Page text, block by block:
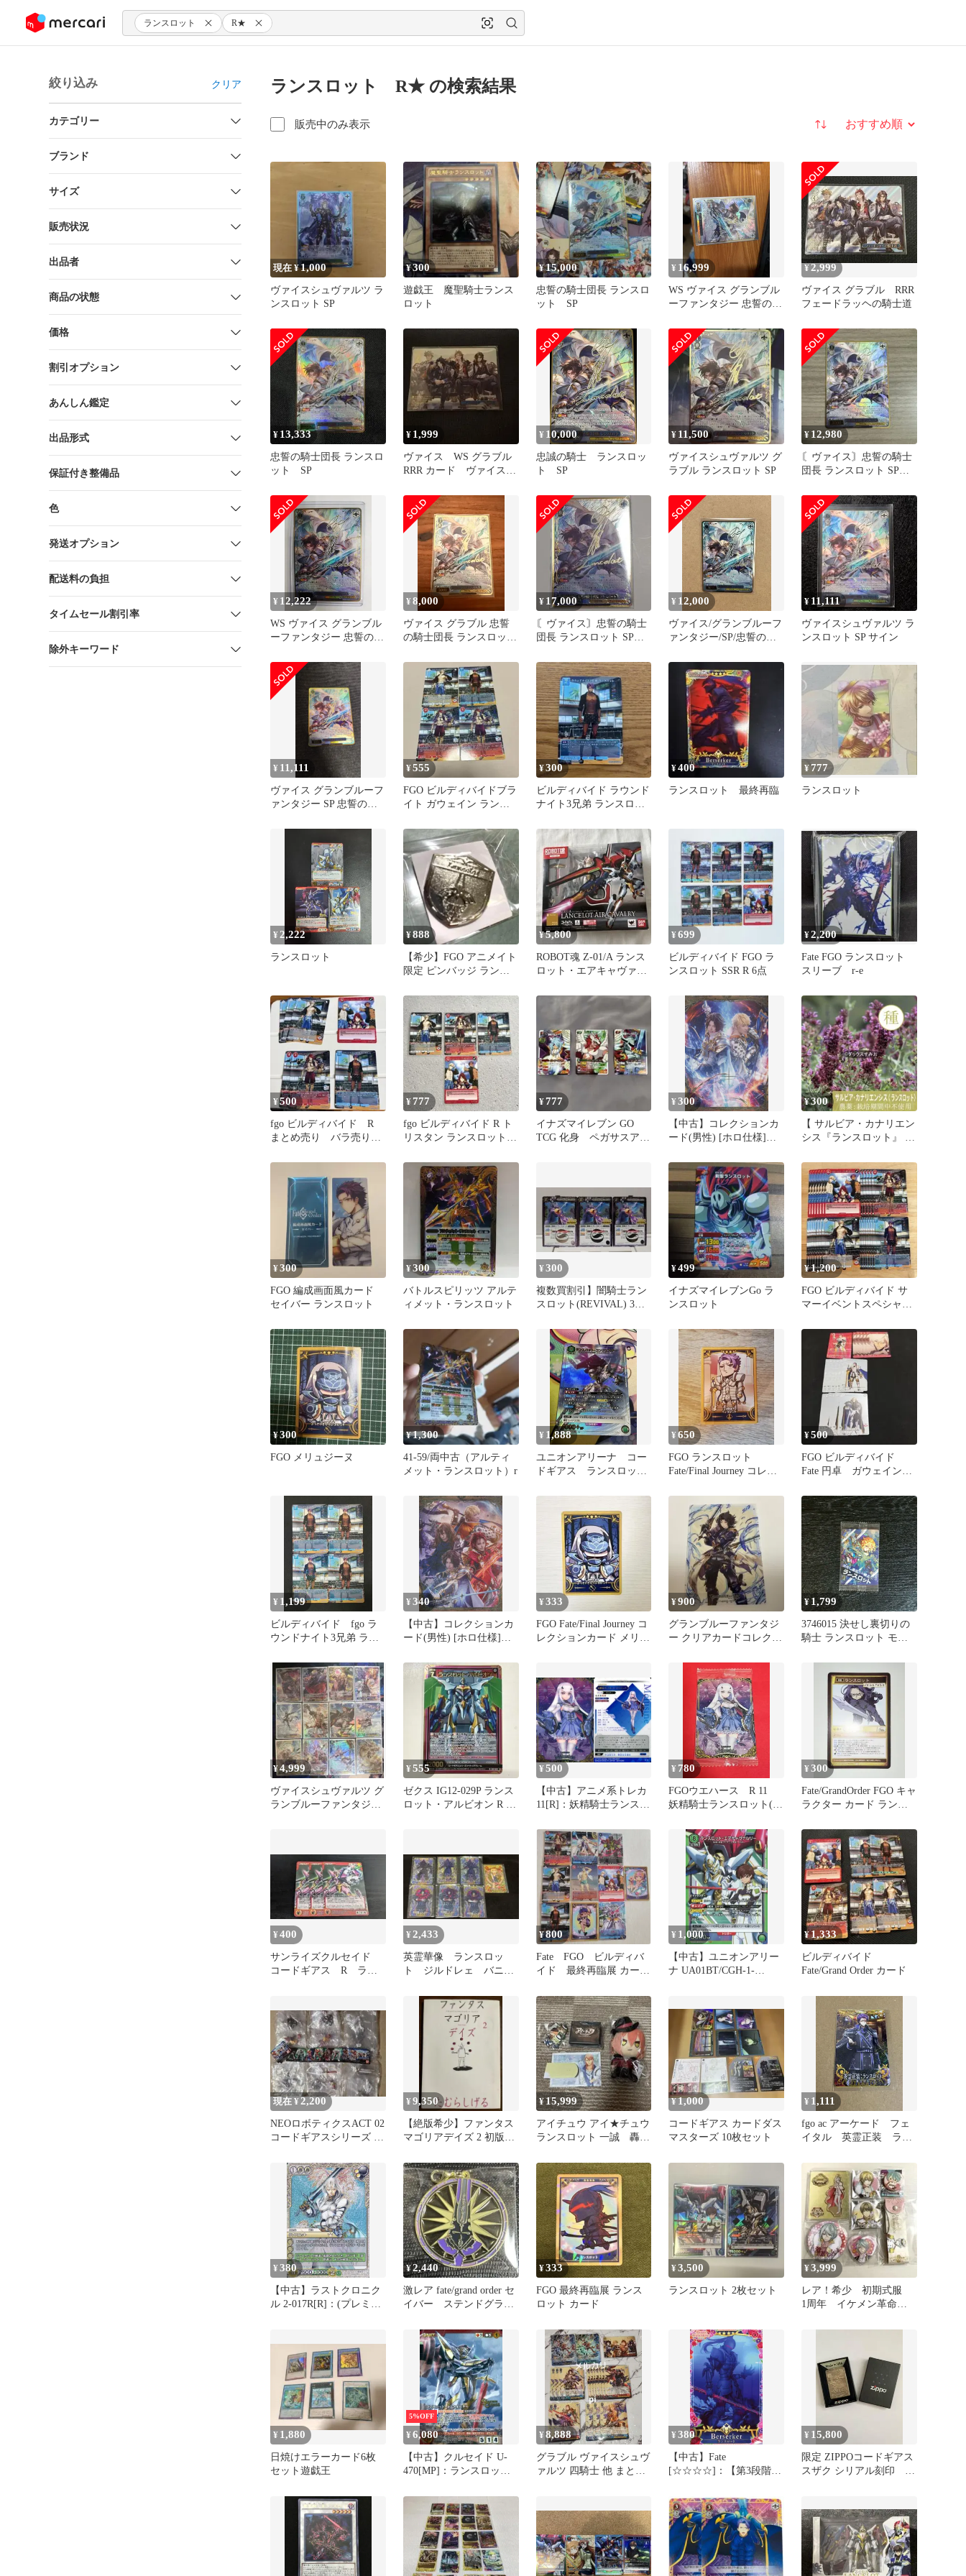
ツにスキップ ランスロット R★
絞り込み クリア
カテゴリー
ブランド
サイズ
販売状況
出品者
商品の状態
価格
割引オプション
あんしん鑑定
出品形式
保証付き整備品
色
発送オプション
配送料の負担
タイムセール割引率
除外キーワード
ランスロット R★ の検索結果
販売中のみ表示 並び替え
現在 ¥1,000
ヴァイスシュヴァルツ ラ
ンスロット SP
¥300
遊戯王 魔聖騎士ランス
ロット
¥15,000
忠誓の騎士団長 ランスロ
ット SP
¥ 16,999
WS ヴァイス グランブル
ーファンタジー 忠誓の騎
¥ 2,999
ヴァイス グラブル RRR
フェードラッヘの騎士道
¥ 13,333
忠誓の騎士団長 ランスロ
ット SP
¥ 1,999
ヴァイス WS グラブル
RRR カード ヴァイスシ
¥ 10,000
忠誠の騎士 ランスロッ
ト SP
¥ 11,500
ヴァイスシュヴァルツ グ
ラブル ランスロット SP
¥ 12,980
〘ヴァイス〙忠誓の騎士
団長 ランスロット SP
ー
¥ 12,222
WS ヴァイス グランブル
ーファンタジー 忠誓の騎
¥8,000
ヴァイス グラブル 忠誓
の騎士団長 ランスロット
¥ 17,000
〘ヴァイス〙忠誓の騎士
団長 ランスロット SP
ー
¥ 12,000
ヴァイス/グランブルーフ
ァンタジー/SP/忠誓の騎
¥ 11,111
ヴァイスシュヴァルツ ラ
ンスロット SP サイン
¥ 11,111
ヴァイス グランブルーフ
ァンタジー SP 忠誓の騎
¥555
FGO ビルディバイドブラ
イト ガウェイン ランス
¥300
ビルディバイド ラウンド
ナイト3兄弟 ランスロッ
¥400
ランスロット 最終再臨
¥ 777
ランスロット
¥ 2,222
ランスロット
¥888
【希少】FGO アニメイト
限定 ピンバッジ ランス
¥5,800
ROBOT魂 Z-01/A ランス
ロット・エアキャヴァル
¥699
ビルディバイド FGO ラ
ンスロット SSR R 6点
¥2,200
Fate FGO ランスロット
スリーブ r-e
¥500
fgo ビルディバイド R
まとめ売り バラ売り相
¥777
fgo ビルディバイド R ト
リスタン ランスロット
¥777
イナズマイレブン GO
TCG 化身 ペガサスアー
¥300
【中古】コレクションカ
ード(男性) [ホロ仕様]：
ト)・富士岡青(ウ゛ェイ
ン)/「グラブルフェス
2024」オフィシャルキャ
ストトレーディングカー
ドコレクション
¥300
【 サルビア・カナリエン
シス『ランスロット』 】
¥300
FGO 編成画面風カード
セイバー ランスロット
¥300
バトルスピリッツ アルテ
ィメット・ランスロット
¥300
複数買割引】闇騎士ラン
スロット(REVIVAL) 3枚
¥499
イナズマイレブンGo ラ
ンスロット
¥1,200
FGO ビルディバイド サ
マーイベントスペシャル
¥300
FGO メリュジーヌ
¥1,300
41-59/両中古（アルティ
メット・ランスロット）r
¥ 1,888
ユニオンアリーナ コー
ドギアス ランスロッ
R✩ パラレル
¥650
FGO ランスロット
Fate/Final Journey コレク
¥500
FGO ビルディバイド
Fate 円卓 ガウェイン
ァル
¥ 1,199
ビルディバイド fgo ラ
ウンドナイト3兄弟 ラン
¥340
【中古】コレクションカ
ード(男性) [ホロ仕様]：
ト)・富士岡青(ウ゛ェイ
ン)・野瀬英誉(ジークフ
リート)・びぃと。(パー
シウ゛ァル)/「グラブル
フェス2024」オフィシャ
ルキャストトレーディン
グカードコレクション
¥333
FGO Fate/Final Journey コ
レクションカード メリュ
¥900
グランブルーファンタジ
ー クリアカードコレクシ
¥1,799
3746015 決せし裏切りの
騎士 ランスロット モン
ースカード トレカ
¥4,999
ヴァイスシュヴァルツ グ
ランブルーファンタジー
¥555
ゼクス IG12-029P ランス
ロット・アルビオン R キ
¥500
【中古】アニメ系トレカ
11[R]：妖精騎士ランスロ
¥ 780
FGOウエハース R 11
妖精騎士ランスロット(メ
¥300
Fate/GrandOrder FGO キャ
ラクター カード ランス
¥400
サンライズクルセイド
コードギアス R ラン
¥2,433
英霊華像 ランスロッ
ト ジルドレェ バニヤ
¥800
Fate FGO ビルディバ
イド 最終再臨展 カー
¥ 1,000
【中古】ユニオンアリー
ナ UA01BT/CGH-1-
ー
¥1,333
ビルディバイド
Fate/Grand Order カード
現在 ¥2,200
NEOロボティクスACT 02
コードギアスシリーズ 全
¥9,350
【絶版希少】ファンタス
マゴリアデイズ 2 初版
¥15,999
アイチュウ アイ★チュウ
ランスロット 一誠 轟一
¥1,000
コードギアス カードダス
マスターズ 10枚セット
¥ 1,111
fgo ac アーケード フェ
イタル 英霊正装 ラン
¥380
【中古】ラストクロニク
ル 2-017R[R]：(プレミア
¥2,440
激レア fate/grand order セ
イバー ステンドグラ
¥333
FGO 最終再臨展 ランス
ロット カード
¥3,500
ランスロット 2枚セット
¥3,999
レア！希少 初期式服
1周年 イケメン革命
¥ 1,880
日焼けエラーカード6枚
セット遊戯王
5%OFF
¥6,080
【中古】クルセイド U-
470[MP]：ランスロッ
¥8,888
グラブル ヴァイスシュヴ
ァルツ 四騎士 他 まとめ
¥380
【中古】Fate
[☆☆☆☆]：【第3段階】
Valentine2024限定デザイ
ン)
¥ 15,800
限定 ZIPPOコードギアス
スザク シリアル刻印 正